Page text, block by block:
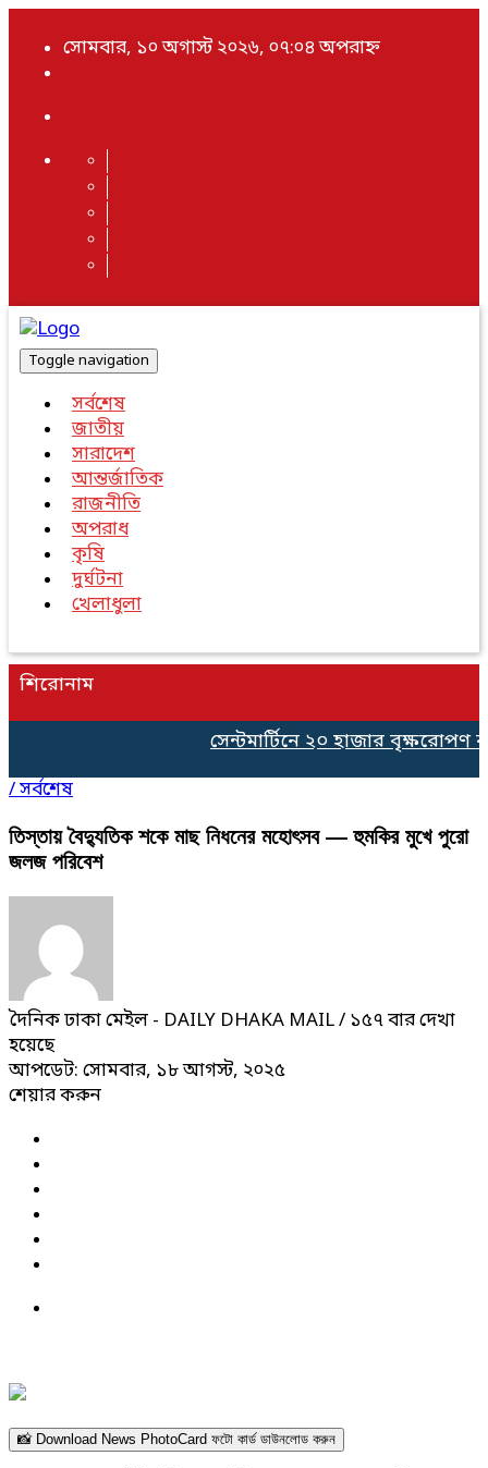
সোমবার, ১০ অগাস্ট ২০২৬, ০৭:০৪ অপরাহ্ন
Toggle navigation
সর্বশেষ
জাতীয়
সারাদেশ
আন্তর্জাতিক
রাজনীতি
অপরাধ
কৃষি
দুর্ঘটনা
খেলাধুলা
শিরোনাম
সেন্টমার্টিনে ২০ হাজার বৃক্ষরোপণ
/সর্বশেষ
তিস্তায় বৈদ্যুতিক শকে মাছ নিধনের মহোৎসব — হুমকির মুখে পুরো
জলজ পরিবেশ
দৈনিক ঢাকা মেইল - DAILY DHAKA MAIL/ ১৫৭ বার দেখা
হয়েছে
আপডেট: সোমবার, ১৮ আগস্ট, ২০২৫
শেয়ার করুন
📸 Download News PhotoCard ফটো কার্ড ডাউনলোড করুন